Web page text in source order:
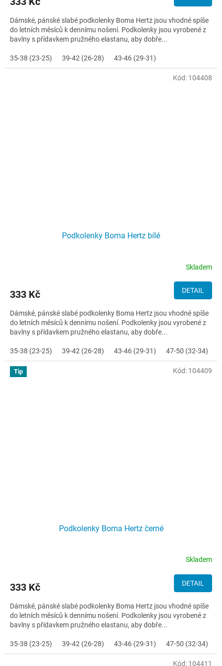
Dámské, pánské slabé podkolenky Boma Hertz jsou vhodné spíše
do letních měsíců k dennímu nošení. Podkolenky jsou vyrobené z
bavlny s přídavkem pružného elastanu, aby dobře...
35-38 (23-25) 39-42 (26-28) 43-46 (29-31)
Podkolenky Boma Hertz bílé
Skladem
333 Kč DETAIL
Dámské, pánské slabé podkolenky Boma Hertz jsou vhodné spíše
do letních měsíců k dennímu nošení. Podkolenky jsou vyrobené z
bavlny s přídavkem pružného elastanu, aby dobře...
35-38 (23-25) 39-42 (26-28) 43-46 (29-31) 47-50 (32-34)
Kód: 104408
Tip
Podkolenky Boma Hertz černé
Skladem
333 Kč DETAIL
Dámské, pánské slabé podkolenky Boma Hertz jsou vhodné spíše
do letních měsíců k dennímu nošení. Podkolenky jsou vyrobené z
bavlny s přídavkem pružného elastanu, aby dobře...
35-38 (23-25) 39-42 (26-28) 43-46 (29-31) 47-50 (32-34)
Kód: 104409
Kód: 104411